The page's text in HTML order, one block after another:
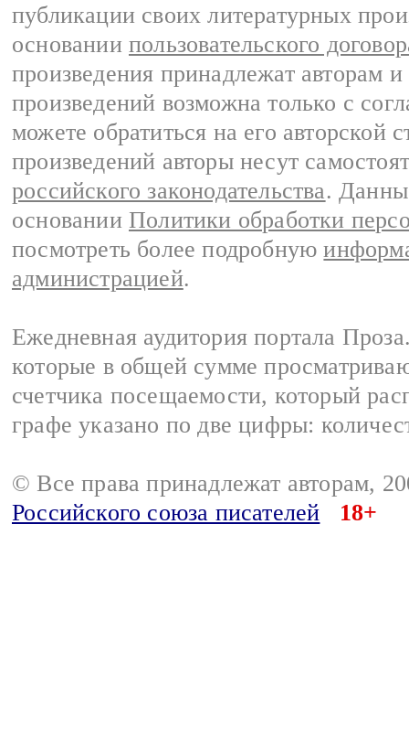
публикации своих литературных
основании пользовательского
произведения принадлежат авторам
произведений возможна только с
можете обратиться на его авторской
произведений авторы несут
российского законодательства.
основании Политики обработки
посмотреть более подробную
администрацией.
Ежедневная аудитория портала
которые в общей сумме
счетчика посещаемости, который
графе указано по две цифры:
© Все права принадлежат авторам,
Российского союза писателей
18+